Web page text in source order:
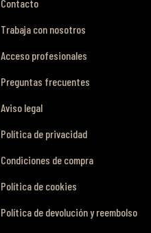
Contacto
Trabaja con nosotros
Acceso profesionales
Preguntas frecuentes
Aviso legal
Política de privacidad
Condiciones de compra
Política de cookies
Política de devolución y reembolso